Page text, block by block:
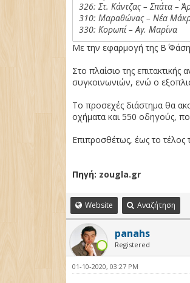
326: Στ. Κάντζας – Σπάτα –
310: Μαραθώνας – Νέα
330: Κορωπί – Αγ. Μαρίνα
Με την εφαρμογή της Β΄
Στο πλαίσιο της
συγκοινωνιών, ενώ ο
Το προσεχές διάστημα θα
οχήματα και 550 οδηγούς,
Επιπροσθέτως, έως το
Πηγή: zougla.gr
Website Αναζήτηση
panahs
Registered
01-10-2020, 03:27 PM